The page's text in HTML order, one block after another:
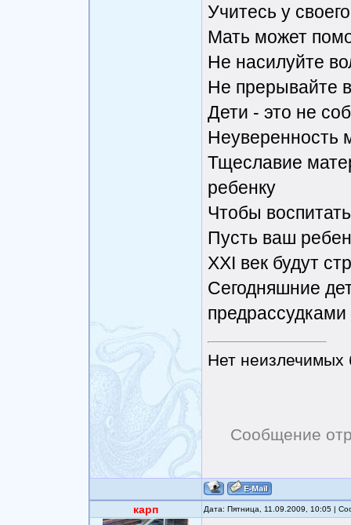
Учитесь у
Мать может
Не насилуйте
Не прерывайте
Дети - это не
Неуверенность
Тщеславие
ребенку
Чтобы
Пусть ваш
XXI век будут
Сегодняшние
предрассудками
Нет неизлечимых
Сообщение
карп Дата: Пятница, 11.09.2009, 10:05 |